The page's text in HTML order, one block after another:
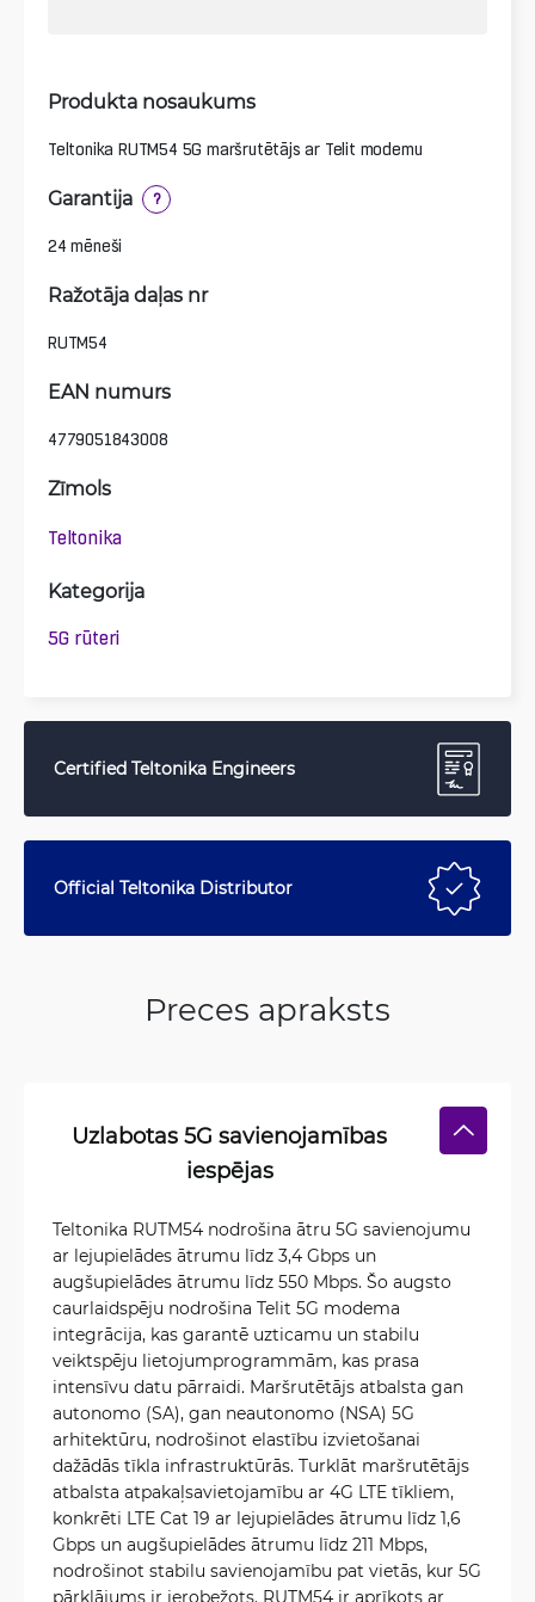
Produkta nosaukums
Teltonika RUTM54 5G maršrutētājs ar Telit modemu
Garantija ?
24 mēneši
Ražotāja daļas nr
RUTM54
EAN numurs
4779051843008
Zīmols
Teltonika
Kategorija
5G rūteri
Certified Teltonika Engineers
Official Teltonika Distributor
Preces apraksts
Uzlabotas 5G savienojamības
iespējas
Teltonika RUTM54 nodrošina ātru 5G savienojumu
ar lejupielādes ātrumu līdz 3,4 Gbps un
augšupielādes ātrumu līdz 550 Mbps. Šo augsto
caurlaidspēju nodrošina Telit 5G modema
integrācija, kas garantē uzticamu un stabilu
veiktspēju lietojumprogrammām, kas prasa
intensīvu datu pārraidi. Maršrutētājs atbalsta gan
autonomo (SA), gan neautonomo (NSA) 5G
arhitektūru, nodrošinot elastību izvietošanai
dažādās tīkla infrastruktūrās. Turklāt maršrutētājs
atbalsta atpakaļsavietojamību ar 4G LTE tīkliem,
konkrēti LTE Cat 19 ar lejupielādes ātrumu līdz 1,6
Gbps un augšupielādes ātrumu līdz 211 Mbps,
nodrošinot stabilu savienojamību pat vietās, kur 5G
pārklājums ir ierobežots. RUTM54 ir aprīkots ar